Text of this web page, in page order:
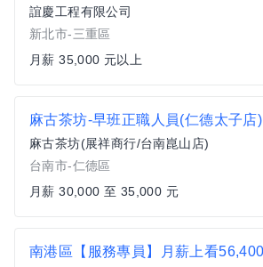
誼慶工程有限公司
新北市-三重區
月薪 35,000 元以上
麻古茶坊-早班正職人員(仁德太子店)
麻古茶坊(展祥商行/台南崑山店)
台南市-仁德區
月薪 30,000 至 35,000 元